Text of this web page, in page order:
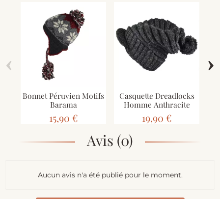
Bonnet Péruvien Motifs
Barama
15,90 €
Casquette Dreadlocks
Homme Anthracite
19,90 €
‹ ›
Avis (0)
Aucun avis n'a été publié pour le moment.